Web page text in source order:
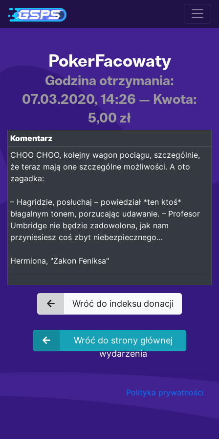
PokerFacowaty
Godzina otrzymania:
07.03.2020, 14:26 — Kwota:
5,00 zł
Komentarz
CHOO CHOO, kolejny wagon pociągu, szczególnie,
że teraz mają one szczególne możliwości. A oto
zagadka:
– Hagridzie, posłuchaj – powiedział *ten ktoś*
błagalnym tonem, porzucając udawanie. – Profesor
Umbridge nie będzie zadowolona, jak nam
przyniesiesz coś zbyt niebezpiecznego…
Hermiona, "Zakon Feniksa"
Wróć do indeksu donacji
Wróć do strony głównej
wydarzenia
Polityka prywatności